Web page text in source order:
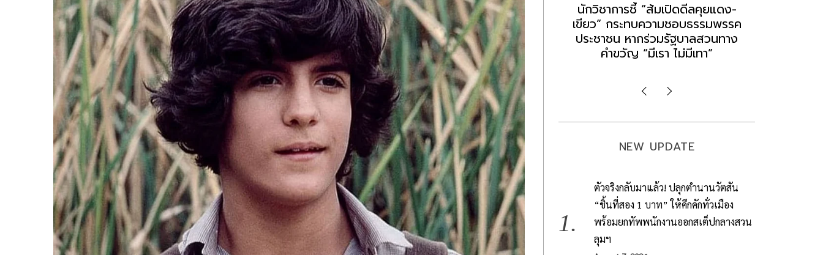
“วันวิชิต” ชี้ระบบเลือก สว. เปิดช่อง
ล็อบบี้ทุกกลุ่ม ส่วนปมฮั้วต้องมีหลัก
ฐานเส้นเงิน ล็อกโหวต กำหนดผล ชี้
ข้อสันนิษฐาน สร้างกระแส แต่ไร้
Impact ทางกฎหมาย
นักวิชาการชี้ “ส้มเปิดดีลคุยแดง-
เขียว” กระทบความชอบธรรมพรรค
ประชาชน หากร่วมรัฐบาลสวนทาง
คำขวัญ “มีเรา ไม่มีเทา”
“ธนพร” ชี้หากพรรคประชาชนจับมือ
“แดง-เขียว” เท่ากับทำลายตัวเอง
ผิดคำพูด ทลายศรัทธาฐานเสียง
มองข่าวตั้งรัฐบาลใหม่เป็นเพียง
NEW UPDATE
ตัวจริงกลับมาแล้ว! ปลุกตำนานวัตสัน
“ชิ้นที่สอง 1 บาท” ให้คึกคักทั่วเมือง
พร้อมยกทัพพนักงานออกสเต็ปกลางสวน
ลุมฯ